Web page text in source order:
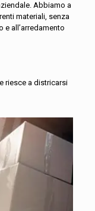
Abbiamo a
materiali, senza
all’arredamento
riesce a districarsi